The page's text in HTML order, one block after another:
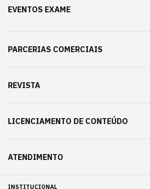
EVENTOS EXAME
PARCERIAS COMERCIAIS
REVISTA
LICENCIAMENTO DE CONTEÚDO
ATENDIMENTO
INSTITUCIONAL